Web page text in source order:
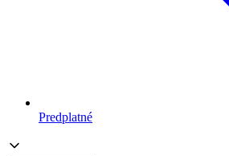
Predplatné